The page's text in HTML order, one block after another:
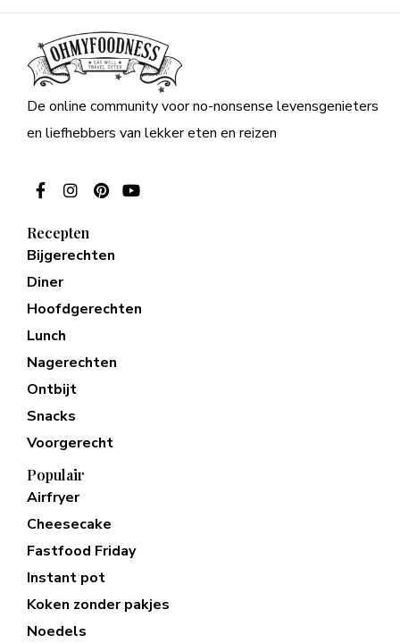
De online community voor no-nonsense levensgenieters
en liefhebbers van lekker eten en reizen
Recepten
Bijgerechten
Diner
Hoofdgerechten
Lunch
Nagerechten
Ontbijt
Snacks
Voorgerecht
Populair
Airfryer
Cheesecake
Fastfood Friday
Instant pot
Koken zonder pakjes
Noedels